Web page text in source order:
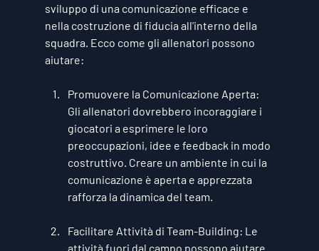
sviluppo di una comunicazione efficace e
nella costruzione di fiducia all'interno della
squadra. Ecco come gli allenatori possono
aiutare:
Promuovere la Comunicazione Aperta:
Gli allenatori dovrebbero incoraggiare i
giocatori a esprimere le loro
preoccupazioni, idee e feedback in modo
costruttivo. Creare un ambiente in cui la
comunicazione è aperta e apprezzata
rafforza la dinamica del team.
Facilitare Attività di Team-Building: Le
attività fuori dal campo possono aiutare